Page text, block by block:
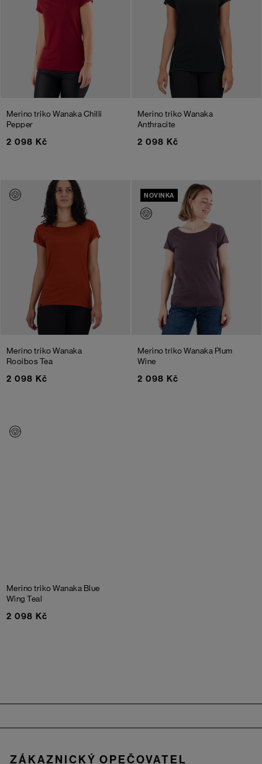
Merino triko WanakaChilli
Pepper
2 098 Kč
Merino triko Wanaka
Anthracite
2 098 Kč
Merino triko Wanaka
Rooibos Tea
2 098 Kč
NOVINKA
Merino triko Wanaka Plum
Wine
2 098 Kč
Merino triko Wanaka Blue
Wing Teal
2 098 Kč
ZÁKAZNICKÝ OPEČOVATEL